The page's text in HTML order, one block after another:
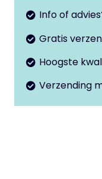
Rosso
102/A
aantal
Info of
Gratis
Hoogste
Verzending